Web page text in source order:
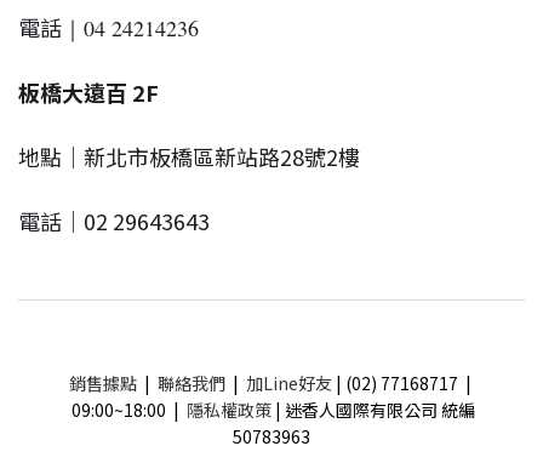
電話 ｜04 24214236
板橋大遠百 2F
地點｜新北市板橋區新站路28號2樓
電話｜02 29643643
銷售據點| 聯絡我們| 加Line好友 | (02) 77168717 |
09:00~18:00 | 隱私權政策 | 迷香人國際有限公司 統編
50783963